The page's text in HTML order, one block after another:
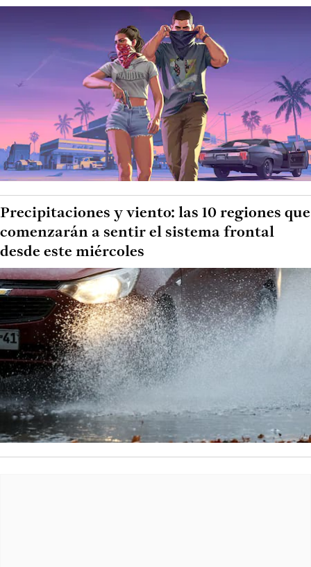
Precipitaciones y viento: las 10 regiones que
comenzarán a sentir el sistema frontal
desde este miércoles